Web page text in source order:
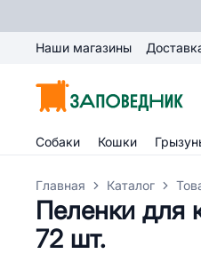
Наши магазины
Собаки Кошки
Главная Каталог
Пеленки для
72 шт.